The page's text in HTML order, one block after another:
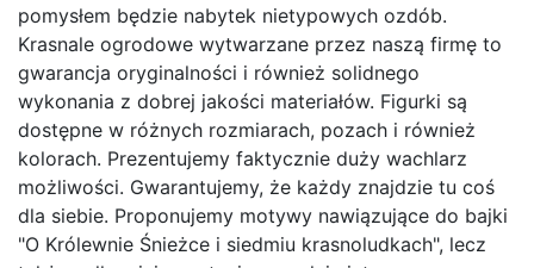
pomysłem będzie nabytek nietypowych ozdób.
Krasnale ogrodowe wytwarzane przez naszą firmę to
gwarancja oryginalności i również solidnego
wykonania z dobrej jakości materiałów. Figurki są
dostępne w różnych rozmiarach, pozach i również
kolorach. Prezentujemy faktycznie duży wachlarz
możliwości. Gwarantujemy, że każdy znajdzie tu coś
dla siebie. Proponujemy motywy nawiązujące do bajki
"O Królewnie Śnieżce i siedmiu krasnoludkach", lecz